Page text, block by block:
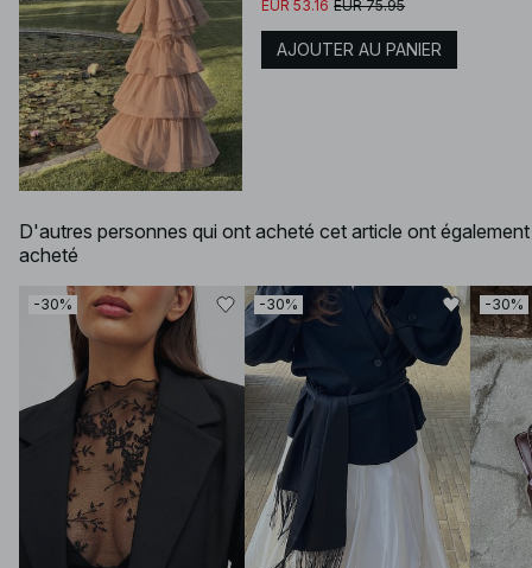
EUR 53.16 EUR 75.95
AJOUTER AU PANIER
D'autres personnes qui ont acheté cet article ont également
acheté
-30% -30% -30%